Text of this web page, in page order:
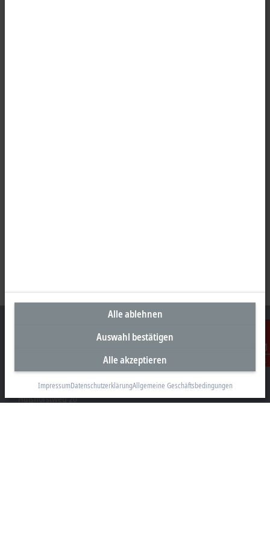
Kontakt
Unternehmenszentrale Deutschland
Beckhoff Automation GmbH & Co. KG
Hülshorstweg 20
Alle ablehnen
Auswahl bestätigen
Alle akzeptieren
ImpressumDatenschutzerklärungAllgemeine Geschäftsbedingungen